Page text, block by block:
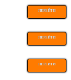
ПЕРЕЙТИ
ПЕРЕЙТИ
ПЕРЕЙТИ